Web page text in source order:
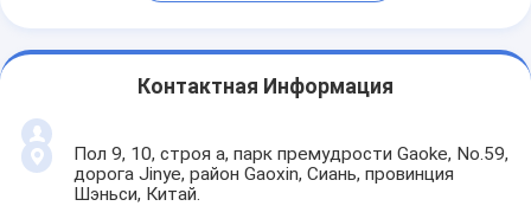
Контактная Информация
Пол 9, 10, строя a, парк премудрости Gaoke, No.59,
дорога Jinye, район Gaoxin, Сиань, провинция
Шэньси, Китай.